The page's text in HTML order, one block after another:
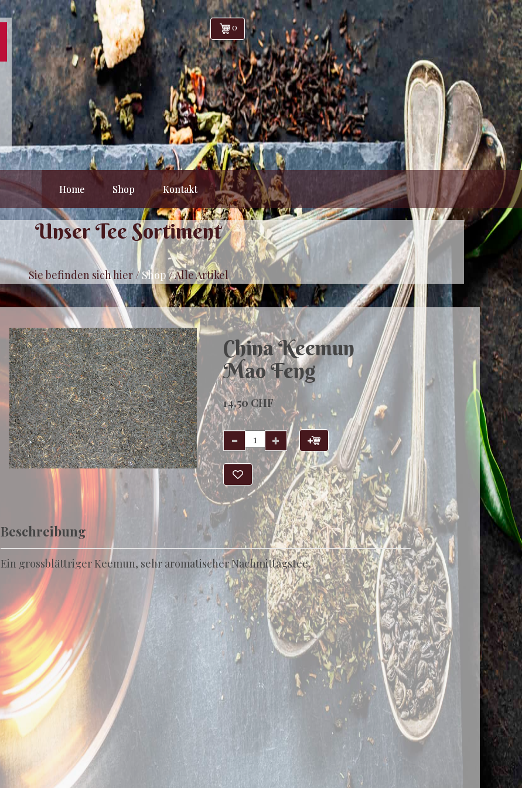
0
Home Shop Kontakt
Unser Tee Sortiment
Sie befinden sich hier /Shop/Alle Artikel
China Keemun
Mao Feng
14.50 CHF
Beschreibung
Ein grossblättriger Keemun, sehr aromatischer Nachmittagstee.